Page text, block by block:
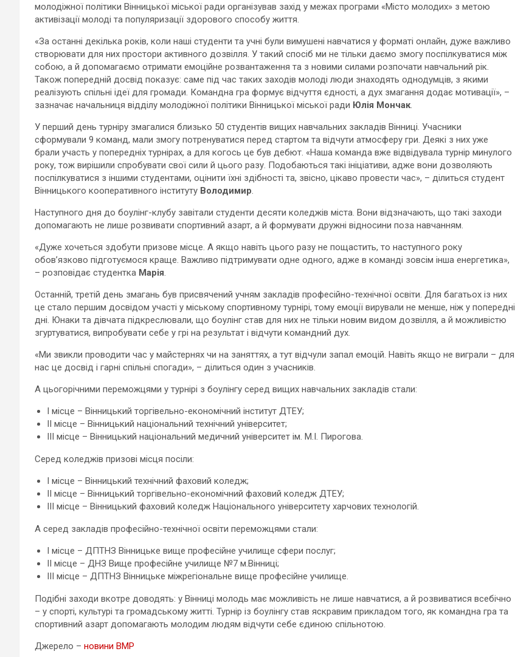
молодіжної політики Вінницької міської ради організував захід у межах програми «Місто молодих» з метою
активізації молоді та популяризації здорового способу життя.
«За останні декілька років, коли наші студенти та учні були вимушені навчатися у форматі онлайн, дуже важливо
створювати для них простори активного дозвілля. У такий спосіб ми не тільки даємо змогу поспілкуватися між
собою, а й допомагаємо отримати емоційне розвантаження та з новими силами розпочати навчальний рік.
Також попередній досвід показує: саме під час таких заходів молоді люди знаходять однодумців, з якими
реалізують спільні ідеї для громади. Командна гра формує відчуття єдності, а дух змагання додає мотивації», –
зазначає начальниця відділу молодіжної політики Вінницької міської ради Юлія Мончак.
У перший день турніру змагалися близько 50 студентів вищих навчальних закладів Вінниці. Учасники
сформували 9 команд, мали змогу потренуватися перед стартом та відчути атмосферу гри. Деякі з них уже
брали участь у попередніх турнірах, а для когось це був дебют. «Наша команда вже відвідувала турнір минулого
року, тож вирішили спробувати свої сили й цього разу. Подобаються такі ініціативи, адже вони дозволяють
поспілкуватися з іншими студентами, оцінити їхні здібності та, звісно, цікаво провести час», – ділиться студент
Вінницького кооперативного інституту Володимир.
Наступного дня до боулінг-клубу завітали студенти десяти коледжів міста. Вони відзначають, що такі заходи
допомагають не лише розвивати спортивний азарт, а й формувати дружні відносини поза навчанням.
«Дуже хочеться здобути призове місце. А якщо навіть цього разу не пощастить, то наступного року
обов’язково підготуємося краще. Важливо підтримувати одне одного, адже в команді зовсім інша енергетика»,
– розповідає студентка Марія.
Останній, третій день змагань був присвячений учням закладів професійно-технічної освіти. Для багатьох із них
це стало першим досвідом участі у міському спортивному турнірі, тому емоції вирували не менше, ніж у попередні
дні. Юнаки та дівчата підкреслювали, що боулінг став для них не тільки новим видом дозвілля, а й можливістю
згуртуватися, випробувати себе у грі на результат і відчути командний дух.
«Ми звикли проводити час у майстернях чи на заняттях, а тут відчули запал емоцій. Навіть якщо не виграли – для
нас це досвід і гарні спільні спогади», – ділиться один з учасників.
А цьогорічними переможцями у турнірі з боулінгу серед вищих навчальних закладів стали:
І місце – Вінницький торгівельно-економічний інститут ДТЕУ;
II місце – Вінницький національний технічний університет;
III місце – Вінницький національний медичний університет ім. М.І. Пирогова.
Серед коледжів призові місця посіли:
І місце – Вінницький технічний фаховий коледж;
II місце – Вінницький торгівельно-економічний фаховий коледж ДТЕУ;
III місце – Вінницький фаховий коледж Національного університету харчових технологій.
А серед закладів професійно-технічної освіти переможцями стали:
І місце – ДПТНЗ Вінницьке вище професійне училище сфери послуг;
II місце – ДНЗ Вище професійне училище №7 м.Вінниці;
III місце – ДПТНЗ Вінницьке міжрегіональне вище професійне училище.
Подібні заходи вкотре доводять: у Вінниці молодь має можливість не лише навчатися, а й розвиватися всебічно
– у спорті, культурі та громадському житті. Турнір із боулінгу став яскравим прикладом того, як командна гра та
спортивний азарт допомагають молодим людям відчути себе єдиною спільнотою.
Джерело – новини ВМР